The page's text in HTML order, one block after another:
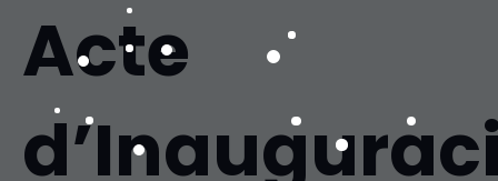
Acte